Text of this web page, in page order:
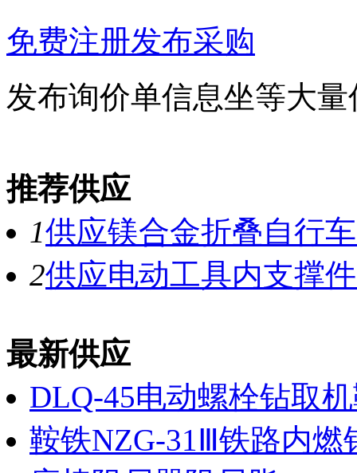
免费注册发布采购
发布询价单信息坐等大
推荐供应
1供应镁合金折叠自行
2供应电动工具内支撑
最新供应
DLQ-45电动螺栓钻取
鞍铁NZG-31Ⅲ铁路内燃